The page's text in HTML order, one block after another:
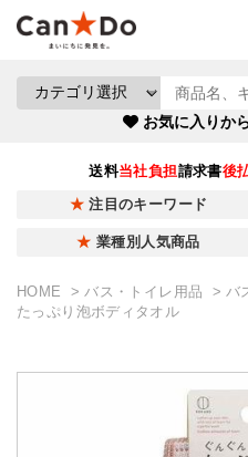
お気に入りか
送料当社負担請求書後
注目のキーワード
業種別人気商品
HOME バス・トイレ用品
バ
たっぷり泡ボディタオル